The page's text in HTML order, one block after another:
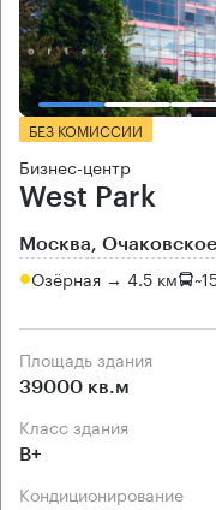
БЕЗ КОМИССИИ
Бизнес-центр
West Park
Москва,
Озёрная → 4.5 км ~
Площадь здания
39000 кв.м
Класс здания
B+
Кондиционирование